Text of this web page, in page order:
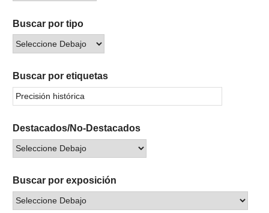
Buscar por tipo
Buscar por etiquetas
Destacados/No-Destacados
Buscar por exposición